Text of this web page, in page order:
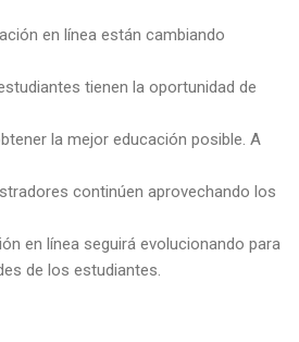
en línea están cambiando
tienen la oportunidad de
la mejor educación posible. A
continúen aprovechando los
en línea seguirá evolucionando para
de los estudiantes.